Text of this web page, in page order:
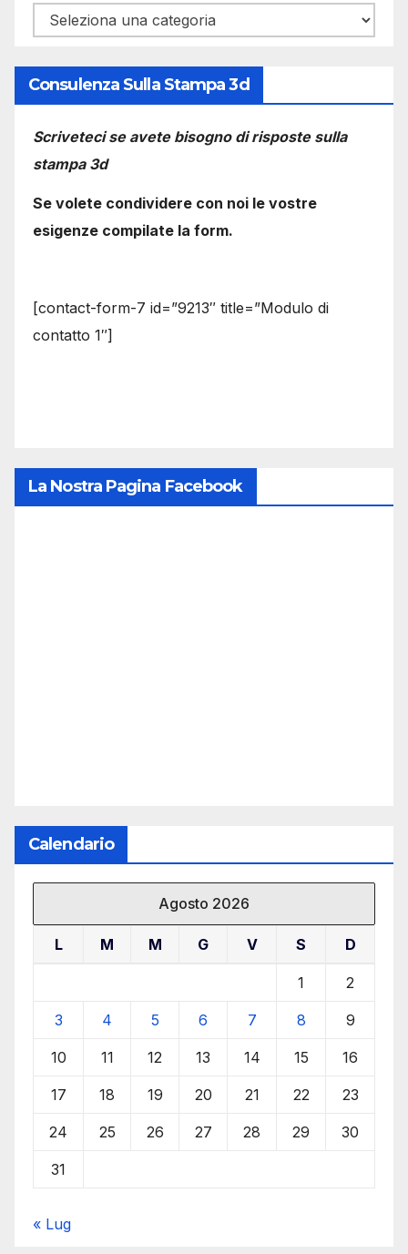
Categorie
Consulenza Sulla Stampa 3d
Scriveteci se avete bisogno di risposte sulla
stampa 3d
Se volete condividere con noi le vostre
esigenze compilate la form.
[contact-form-7 id=”9213″ title=”Modulo di
contatto 1″]
La Nostra Pagina Facebook
Calendario
Agosto 2026
L M M G V S D
1 2
3 4 5 6 7 8 9
10 11 12 13 14 15 16
17 18 19 20 21 22 23
24 25 26 27 28 29 30
31
« Lug